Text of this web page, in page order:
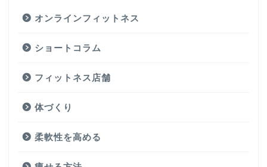
オンラインフィットネス
ショートコラム
フィットネス店舗
体づくり
柔軟性を高める